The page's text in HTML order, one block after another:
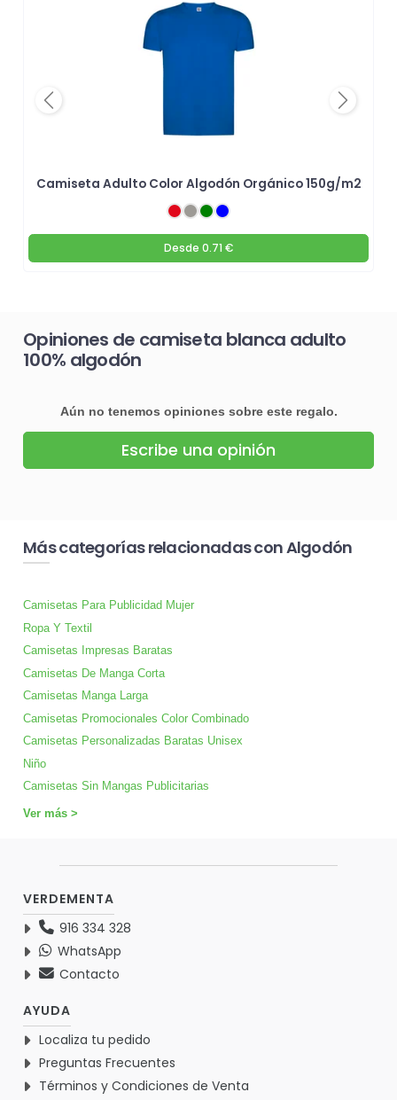
Camiseta Adulto Color Algodón Orgánico 150g/m2
Desde 0.71 €
Previous Next
Opiniones de camiseta blanca adulto
100% algodón
Aún no tenemos opiniones sobre este regalo.
Escribe una opinión
Más categorías relacionadas con Algodón
Camisetas Para Publicidad Mujer
Ropa Y Textil
Camisetas Impresas Baratas
Camisetas De Manga Corta
Camisetas Manga Larga
Camisetas Promocionales Color Combinado
Camisetas Personalizadas Baratas Unisex
Niño
Camisetas Sin Mangas Publicitarias
Ver más >
VERDEMENTA
916 334 328
WhatsApp
Contacto
AYUDA
Localiza tu pedido
Preguntas Frecuentes
Términos y Condiciones de Venta